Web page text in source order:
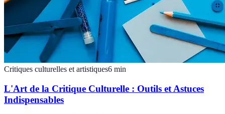
Critiques culturelles et artistiques6 min
L'Art de la Critique Culturelle : Outils et Astuces
Indispensables